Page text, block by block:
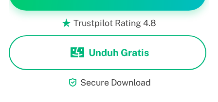
 Trustpilot Rating 4.8
Unduh Gratis
 Secure Download